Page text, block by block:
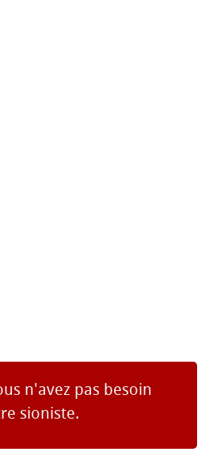
n'avez pas besoin
sioniste.